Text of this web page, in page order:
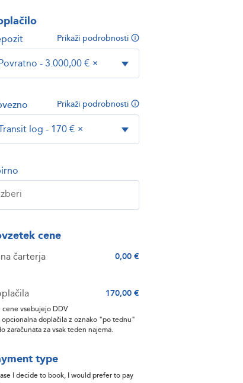
Prikaži podrobnosti
- 3.000,00 € ×
Prikaži podrobnosti
log - 170 € ×
cene
čarterja 0,00 €
170,00 €
cene vsebujejo DDV
opcionalna doplačila z oznako "po tednu"
zaračunata za vsak teden najema.
type
I decide to book, I would prefer to pay